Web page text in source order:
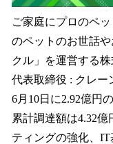
ご家庭にプロのペ
のペットのお世話
クル」を運営する
代表取締役 : クレー
6月10日に2.92億円
累計調達額は4.32
ティングの強化、